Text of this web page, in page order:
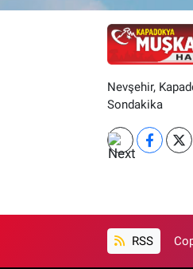
Nevşehir,
Sondakika
RSS